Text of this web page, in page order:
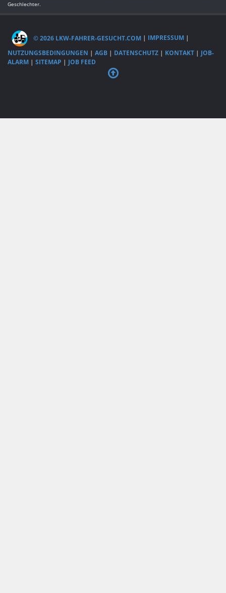
Geschlechter.
© 2026 LKW-FAHRER-GESUCHT.COM | IMPRESSUM |
NUTZUNGSBEDINGUNGEN | AGB | DATENSCHUTZ | KONTAKT | JOB-
ALARM | SITEMAP | JOB FEED